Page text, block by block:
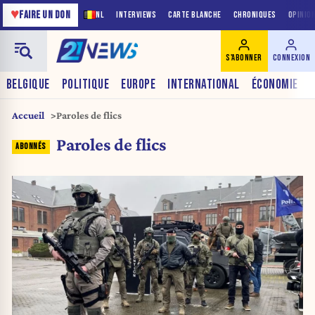
NL INTERVIEWS CARTE BLANCHE CHRONIQUES
♥FAIRE UN DON
BELGIQUE POLITIQUE EUROPE INTERNATIONAL ÉCONOMIE
S'ABONNER CONNEXION
Accueil Paroles de flics
Paroles de flics